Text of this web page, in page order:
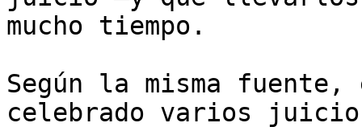
mucho tiempo.
Según la misma
celebrado varios